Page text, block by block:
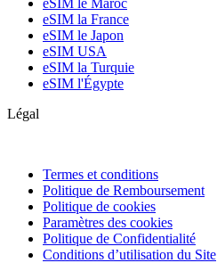
eSIM la France
eSIM le Japon
eSIM USA
eSIM la Turquie
eSIM l'Égypte
Légal
Termes et conditions
Politique de Remboursement
Politique de cookies
Paramètres des cookies
Politique de Confidentialité
Conditions d’utilisation du Site